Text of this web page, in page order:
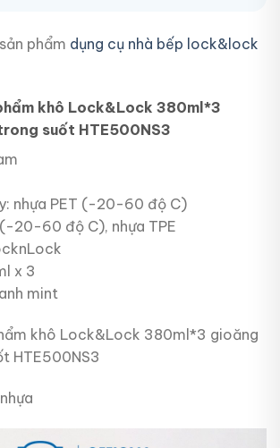
phẩm dụng cụ nhà bếp lock&lock
khô Lock&Lock 380ml*3
suốt HTE500NS3
nhựa PET (-20-60 độ C)
(-20-60 độ C), nhựa TPE
x 3
mint
khô Lock&Lock 380ml*3 gioăng
HTE500NS3